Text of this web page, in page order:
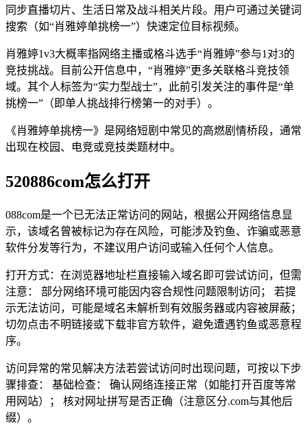
同步直播切片、生活日常及战斗相关片段。用户可通过关键词
搜索（如“肖雅婷单挑榜一”）快速定位目标视频。
肖雅婷1v3大概率指网络主播或格斗选手“肖雅婷”参与1对3的
竞技挑战。目前公开信息中，“肖雅婷”更多关联格斗竞技领
域。其个人标签为“实力型战士”，此前引发关注的事件是“单
挑榜一”（即单人挑战排行榜第一的对手）。
《肖雅婷单挑榜一》是网络短剧中常见的高燃剧情桥段，通常
出现在校园、电竞或竞技类题材中。
520886com怎么打开
088com是一个已无法正常访问的网站，根据公开网络信息显
示，该域名曾被标记为存在风险，可能涉及钓鱼、诈骗或恶意
软件分发等行为，不建议用户访问或输入任何个人信息。
打开方式：在浏览器地址栏直接输入域名即可尝试访问，但需
注意： 部分网络环境可能因内容合规性问题限制访问； 若提
示无法访问，可能是域名未解析到有效服务器或内容被屏蔽；
切勿点击不明链接或下载非官方软件，避免遭遇钓鱼或恶意程
序。
访问异常的常见解决方法若尝试访问时出现问题，可按以下步
骤排查： 基础检查： 确认网络连接正常（如能打开百度等常
用网站）； 核对网址拼写是否正确（注意区分.com与其他后
缀）。